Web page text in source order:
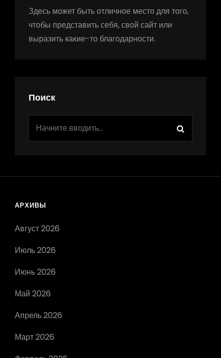
Здесь может быть отличное место для того,
чтобы представить себя, свой сайт или
выразить какие-то благодарности.
Поиск
АРХИВЫ
Август 2026
Июль 2026
Июнь 2026
Май 2026
Апрель 2026
Март 2026